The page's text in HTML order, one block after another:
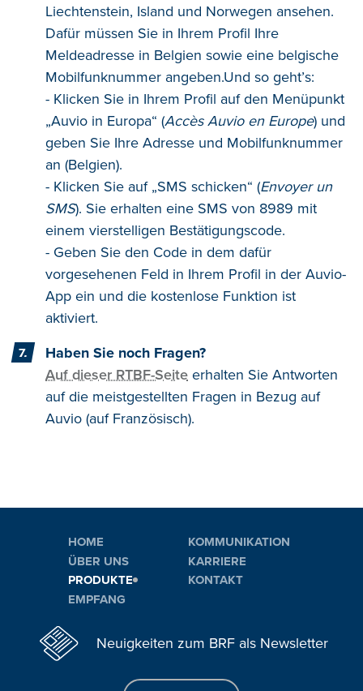
Liechtenstein, Island und Norwegen ansehen.
Dafür müssen Sie in Ihrem Profil Ihre
Meldeadresse in Belgien sowie eine belgische
Mobilfunknummer angeben.Und so geht’s:
- Klicken Sie in Ihrem Profil auf den Menüpunkt
„Auvio in Europa“ (Accès Auvio en Europe) und
geben Sie Ihre Adresse und Mobilfunknummer
an (Belgien).
- Klicken Sie auf „SMS schicken“ (Envoyer un
SMS). Sie erhalten eine SMS von 8989 mit
einem vierstelligen Bestätigungscode.
- Geben Sie den Code in dem dafür
vorgesehenen Feld in Ihrem Profil in der Auvio-
App ein und die kostenlose Funktion ist
aktiviert.
Haben Sie noch Fragen?
Auf dieser RTBF-Seite erhalten Sie Antworten
auf die meistgestellten Fragen in Bezug auf
Auvio (auf Französisch).
HOME
ÜBER UNS
PRODUKTE
EMPFANG
KOMMUNIKATION
KARRIERE
KONTAKT
Neuigkeiten zum BRF als Newsletter